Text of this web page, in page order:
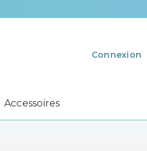
Connexion
Accessoires